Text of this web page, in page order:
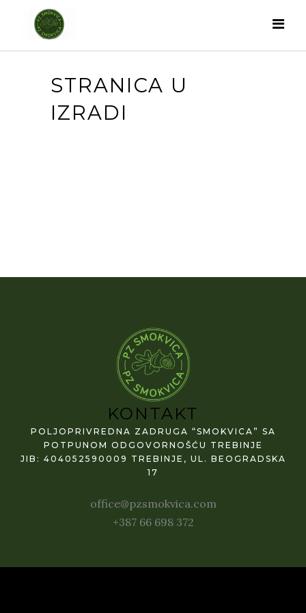
STRANICA U
IZRADI
KONTAKT
POLJOPRIVREDNA ZADRUGA “SMOKVICA” SA
POTPUNOM ODGOVORNOŠĆU TREBINJE
JIB: 404052590009 TREBINJE, UL. BEOGRADSKA
17
office@pzsmokvica.com
+387 66 698 372